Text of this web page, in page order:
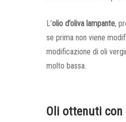
L’olio d’oliva lampante,
se prima non viene
modificazione di oli
molto bassa.
Oli ottenuti